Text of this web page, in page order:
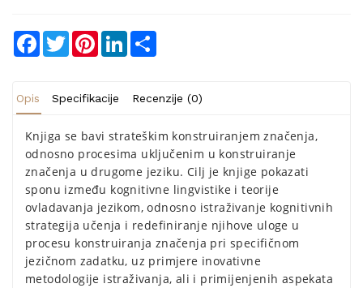
Facebook
TwitterPinterestLinkedIn
Opis Specifikacije Recenzije (0)
Knjiga se bavi strateškim konstruiranjem značenja,
odnosno procesima uključenim u konstruiranje
značenja u drugome jeziku. Cilj je knjige pokazati
sponu između kognitivne lingvistike i teorije
ovladavanja jezikom, odnosno istraživanje kognitivnih
strategija učenja i redefiniranje njihove uloge u
procesu konstruiranja značenja pri specifičnom
jezičnom zadatku, uz primjere inovativne
metodologije istraživanja, ali i primijenjenih aspekata